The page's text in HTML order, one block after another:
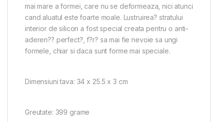
mai mare a formei, care nu se deformeaza, nici atunci
cand aluatul este foarte moale. Lustruirea? stratului
interior de silicon a fost special creata pentru o anti-
aderen?? perfect?, f?r? sa mai fie nevoie sa ungi
formele, chiar si daca sunt forme mai speciale.
Dimensiuni tava: 34 x 25.5 x 3 cm
Greutate: 399 grame